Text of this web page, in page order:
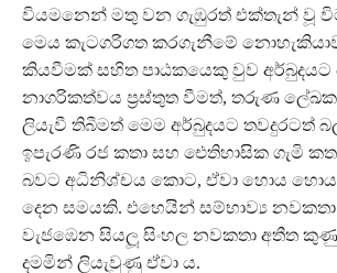
වියමනෙන් මතු වන ගැඹුරත් එක්තැන් වූ
මෙය කැටගරිගත කරගැනීමේ
කියවීමක් සහිත පාඨකයෙකු වුව අර්බුදයට
නාගරිකත්වය ප‍්‍රස්තුත වීමත්, තරුණ
ලියැවී තිබීමත් මෙම අර්බුදයට තවදුරටත්
ඉපැරණි රජ කතා සහ ඓතිහාසික ගැමි
බවට අධිනිශ්චය කොට, ඒවා හොය
දෙන සමයකි. එහෙයින් සම්භාව්‍ය නවකතා
වැජඹෙන සියලූ සිංහල නවකතා අතීත
දමමින් ලියැවුණු ඒවා ය.